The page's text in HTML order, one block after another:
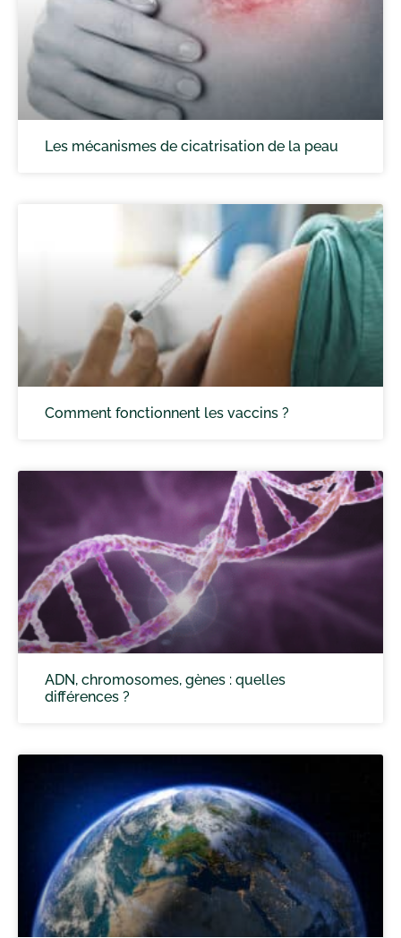
Les mécanismes de cicatrisation de la peau
Comment fonctionnent les vaccins ?
ADN, chromosomes, gènes : quelles
différences ?